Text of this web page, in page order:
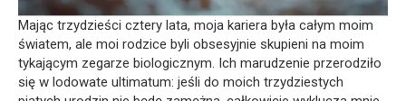
Mając trzydzieści cztery lata, moja kariera była całym moim
światem, ale moi rodzice byli obsesyjnie skupieni na moim
tykającym zegarze biologicznym. Ich marudzenie przerodziło
się w lodowate ultimatum: jeśli do moich trzydziestych